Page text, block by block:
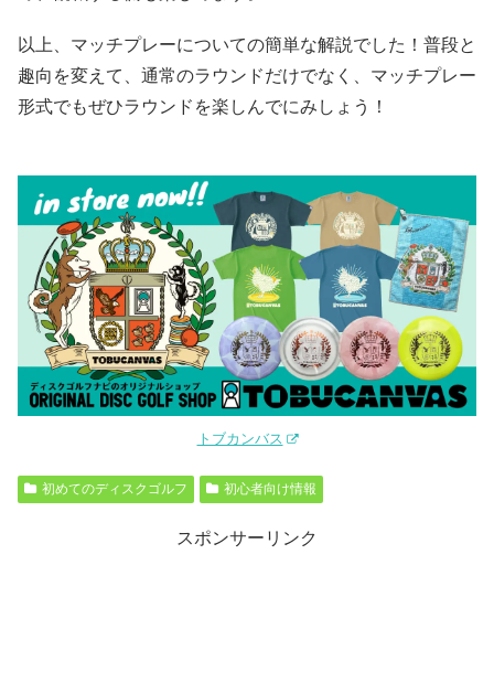
以上、マッチプレーについての簡単な解説でした！普段と
趣向を変えて、通常のラウンドだけでなく、マッチプレー
形式でもぜひラウンドを楽しんでにみしょう！
トブカンバス
初めてのディスクゴルフ 初心者向け情報
スポンサーリンク